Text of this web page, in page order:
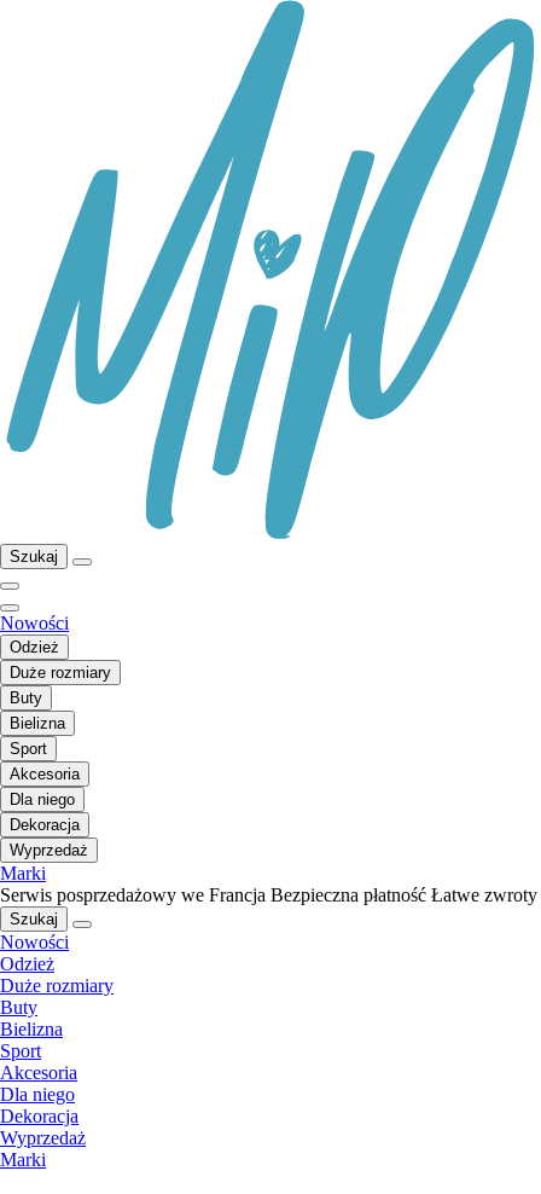
Szukaj
Nowości
Odzież
Duże rozmiary
Buty
Bielizna
Sport
Akcesoria
Dla niego
Dekoracja
Wyprzedaż
Marki
Serwis posprzedażowy we Francja Bezpieczna płatność Łatwe zwroty
Szukaj
Nowości
Odzież
Duże rozmiary
Buty
Bielizna
Sport
Akcesoria
Dla niego
Dekoracja
Wyprzedaż
Marki